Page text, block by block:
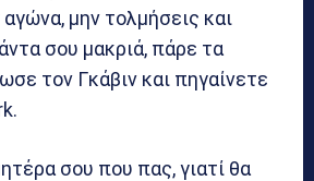
μην τολμήσεις και
σου μακριά, πάρε τα
τον Γκάβιν και πηγαίνετε
σου που πας, γιατί θα